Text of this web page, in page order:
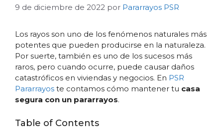
9 de diciembre de 2022 por Pararrayos PSR
Los rayos son uno de los fenómenos naturales más
potentes que pueden producirse en la naturaleza.
Por suerte, también es uno de los sucesos más
raros, pero cuando ocurre, puede causar daños
catastróficos en viviendas y negocios. En PSR
Pararrayos te contamos cómo mantener tu casa
segura con un pararrayos.
Table of Contents